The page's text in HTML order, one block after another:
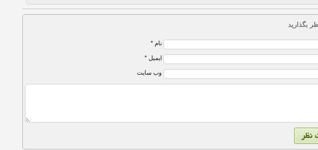
بگذارید
نام *
ایمیل *
وب سایت